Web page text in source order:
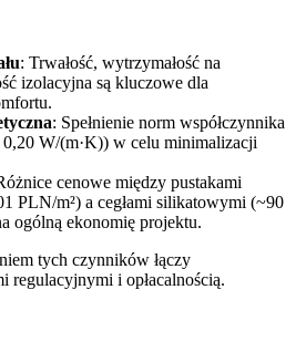
: Trwałość, wytrzymałość na
izolacyjna są kluczowe dla
: Spełnienie norm współczynnika
0,20 W/(m·K)) w celu minimalizacji
cenowe między pustakami
PLN/m²) a cegłami silikatowymi (~90
ogólną ekonomię projektu.
tych czynników łączy
regulacyjnymi i opłacalnością.